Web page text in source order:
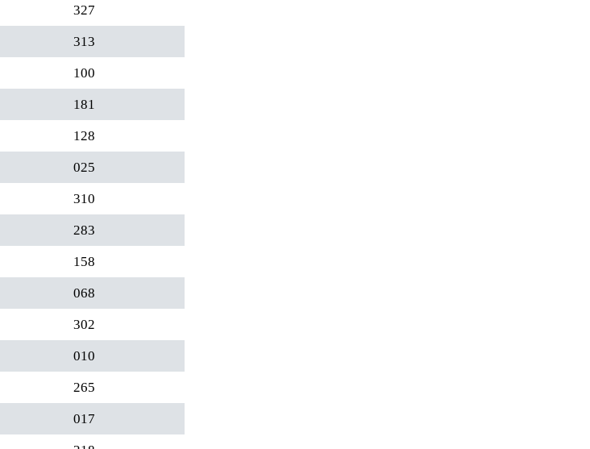
327
313
100
181
128
025
310
283
158
068
302
010
265
017